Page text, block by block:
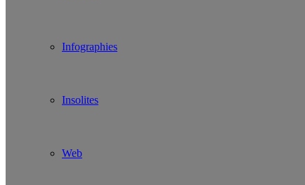
Infographies
Insolites
Web